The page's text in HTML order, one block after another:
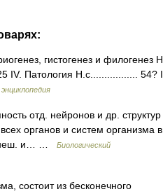
гистогенез и филогенез
IV. Патология Н.с................. 54? I.
отд. нейронов и др. структур
органов и систем организма в
и… …
Биологический
состоит из бесконечного